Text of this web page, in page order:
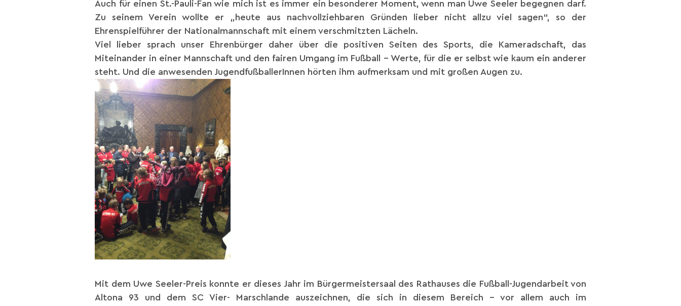
Auch für einen St.-Pauli-Fan wie mich ist es immer ein besonderer Moment, wenn man Uwe Seeler begegnen darf.
Zu seinem Verein wollte er „heute aus nachvollziehbaren Gründen lieber nicht allzu viel sagen“, so der
Ehrenspielführer der Nationalmannschaft mit einem verschmitzten Lächeln.
Viel lieber sprach unser Ehrenbürger daher über die positiven Seiten des Sports, die Kameradschaft, das
Miteinander in einer Mannschaft und den fairen Umgang im Fußball – Werte, für die er selbst wie kaum ein anderer
ste ht. Und die anwesenden JugendfußballerInnen hörten ihm aufmerksam und mit großen Augen zu.
Mit dem Uwe Seeler-Preis konnte er dieses Jahr im Bürgermeistersaal des Rathauses die Fußball-Jugendarbeit von
Altona 93 und dem SC Vier- Marschlande auszeichnen, die sich in diesem Bereich – vor allem auch im